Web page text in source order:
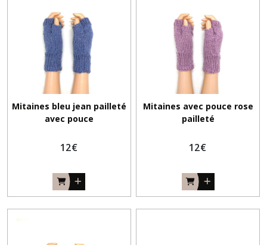
Mitaines bleu jean pailleté
avec pouce
12€
Mitaines avec pouce rose
pailleté
12€